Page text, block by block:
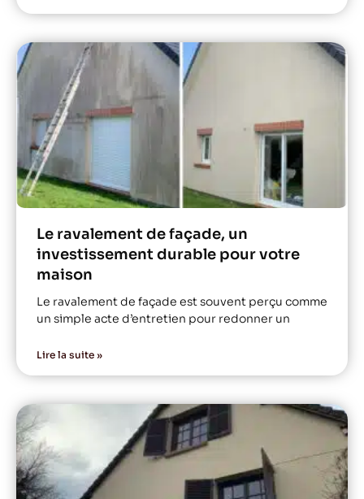
Le ravalement de façade, un
investissement durable pour votre
maison
Le ravalement de façade est souvent perçu comme
un simple acte d’entretien pour redonner un
Lire la suite »